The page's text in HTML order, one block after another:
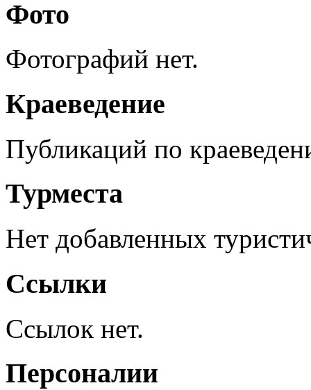
Фото
Фотографий нет.
Краеведение
Публикаций по
Турместа
Нет добавленных
Ссылки
Ссылок нет.
Персоналии